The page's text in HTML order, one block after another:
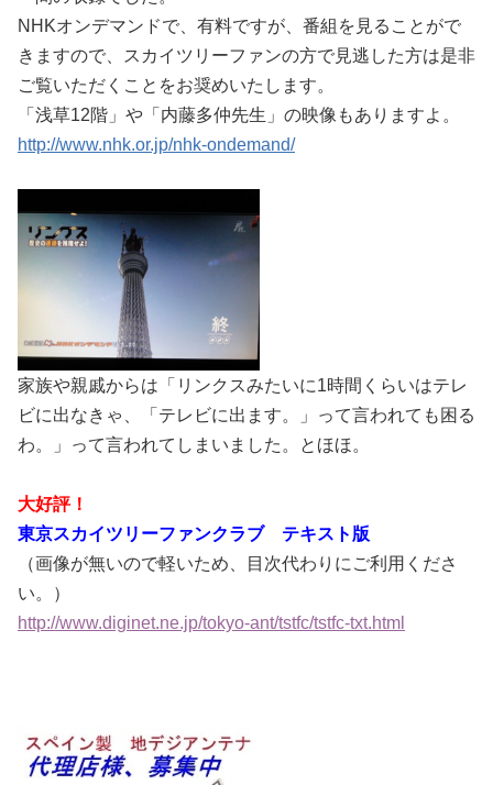
NHKオンデマンドで、有料ですが、番組を見ることがで
きますので、スカイツリーファンの方で見逃した方は是非
ご覧いただくことをお奨めいたします。
「浅草12階」や「内藤多仲先生」の映像もありますよ。
http://www.nhk.or.jp/nhk-ondemand/
家族や親戚からは「リンクスみたいに1時間くらいはテレ
ビに出なきゃ、「テレビに出ます。」って言われても困る
わ。」って言われてしまいました。とほほ。
大好評！
東京スカイツリーファンクラブ テキスト版
（画像が無いので軽いため、目次代わりにご利用くださ
い。）
http://www.diginet.ne.jp/tokyo-ant/tstfc/tstfc-txt.html